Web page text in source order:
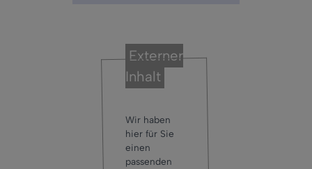
Externer
Inhalt
Wir haben
hier für Sie
einen
passenden